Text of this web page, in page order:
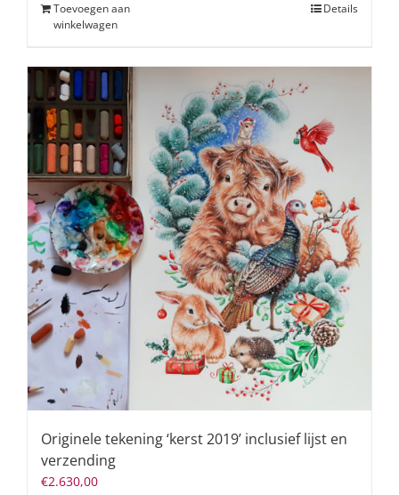
Toevoegen aan
winkelwagen
Details
Originele tekening ‘kerst 2019’ inclusief lijst en
verzending
€2.630,00